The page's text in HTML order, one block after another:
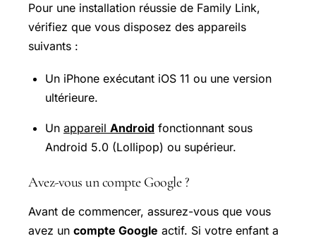
Pour une installation réussie de Family Link,
vérifiez que vous disposez des appareils
suivants :
Un iPhone exécutant iOS 11 ou une version
ultérieure.
Un appareil Android fonctionnant sous
Android 5.0 (Lollipop) ou supérieur.
Avez-vous un compte Google ?
Avant de commencer, assurez-vous que vous
avez un compte Google actif. Si votre enfant a